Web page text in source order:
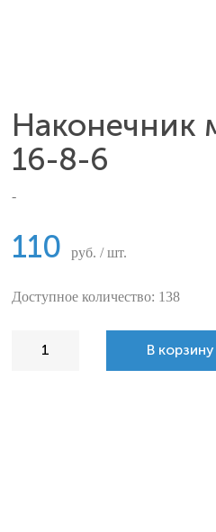
Наконечник
16-8-6
-
110 руб. / шт.
Доступное количество: 138
В корзину